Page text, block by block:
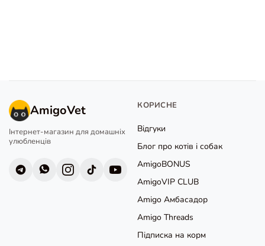
AmigoVet
Інтернет-магазин для домашніх
улюбленців
КОРИСНЕ
Відгуки
Блог про котів і собак
AmigoBONUS
AmigoVIP CLUB
Amigo Амбасадор
Amigo Threads
Підписка на корм